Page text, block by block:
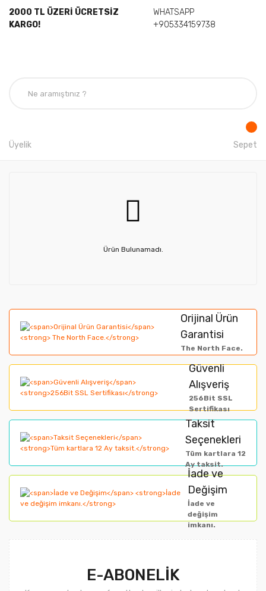
2000 TL ÜZERİ ÜCRETSİZ
KARGO!
WHATSAPP
+905334159738
Üyelik Sepet
Ürün Bulunamadı.
Orijinal Ürün
Garantisi
The North Face.
Güvenli
Alışveriş
256Bit SSL
Sertifikası
Taksit
Seçenekleri
Tüm kartlara 12
Ay taksit.
İade ve
Değişim
İade ve
değişim
imkanı.
E-ABONELİK